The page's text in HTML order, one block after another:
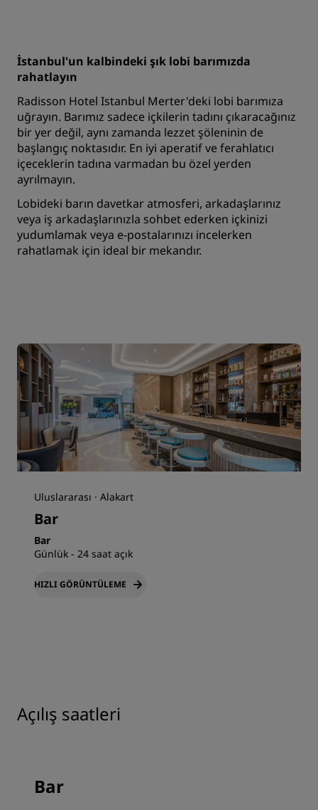
İstanbul'un kalbindeki şık lobi barımızda
rahatlayın
Radisson Hotel Istanbul Merter'deki lobi barımıza
uğrayın. Barımız sadece içkilerin tadını çıkaracağınız
bir yer değil, aynı zamanda lezzet şöleninin de
başlangıç noktasıdır. En iyi aperatif ve ferahlatıcı
içeceklerin tadına varmadan bu özel yerden
ayrılmayın.
Lobideki barın davetkar atmosferi, arkadaşlarınız
veya iş arkadaşlarınızla sohbet ederken içkinizi
yudumlamak veya e-postalarınızı incelerken
rahatlamak için ideal bir mekandır.
Uluslararası · Alakart
Bar
Bar
Günlük - 24 saat açık
HIZLI GÖRÜNTÜLEME
Açılış saatleri
Bar